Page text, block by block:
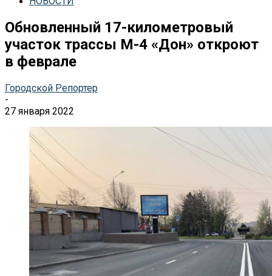
Обновленный 17-километровый
участок трассы М-4 «Дон» откроют
в феврале
Городской Репортер
-
27 января 2022